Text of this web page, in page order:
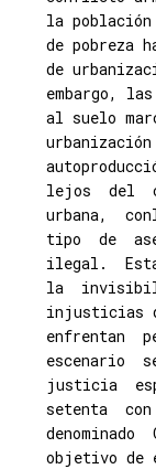
la
de pobreza
de
embargo,
al suelo
lejos del
urbana,
tipo de
ilegal. Esta
la
injusticias
enfrentan
escenario
justicia
setenta
objetivo de